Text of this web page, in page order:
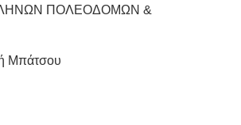
ΠΟΛΕΟΔΟΜΩΝ &
Μπάτσου